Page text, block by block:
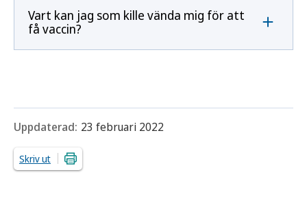
Vart kan jag som kille vända mig för att
få vaccin?
Uppdaterad: 23 februari 2022
Skriv ut